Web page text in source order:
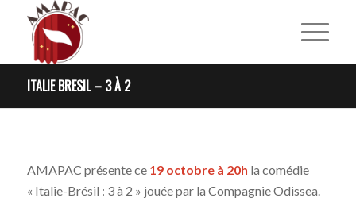
ITALIE BRESIL – 3 À 2
AMAPAC présente ce 19 octobre à 20h la comédie
« Italie-Brésil : 3 à 2 » jouée par la Compagnie Odissea.